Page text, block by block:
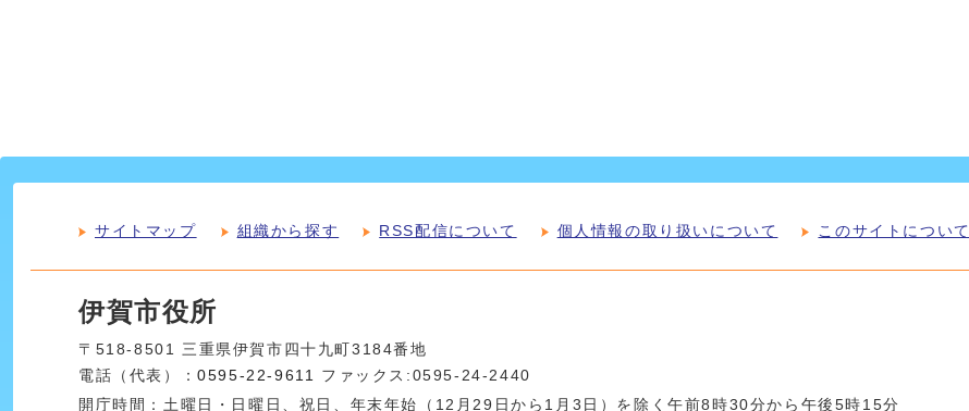
サイトマップ 組織から探す RSS配信について 個人情報の取り扱いについて このサイトについて
伊賀市役所
〒518-8501 三重県伊賀市四十九町3184番地
電話（代表）：0595-22-9611 ファックス:0595-24-2440
開庁時間：土曜日・日曜日、祝日、年末年始（12月29日から1月3日）を除く午前8時30分から午後5時15分